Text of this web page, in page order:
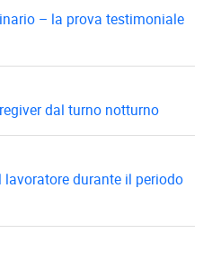
– la prova testimoniale
dal turno notturno
durante il periodo